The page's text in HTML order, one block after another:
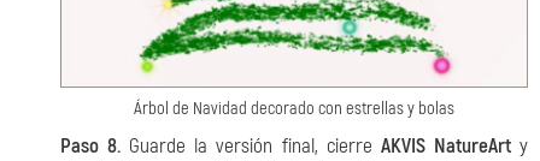
Árbol de Navidad decorado con estrellas y bolas
Paso 8. Guarde la versión final, cierre AKVIS NatureArty